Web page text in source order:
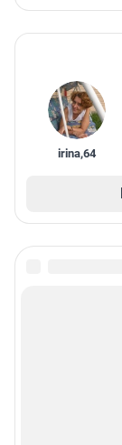
irina,64